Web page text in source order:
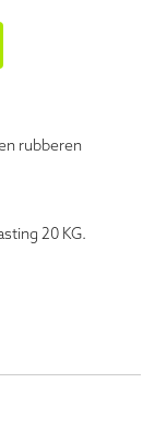
rubberen
20 KG.